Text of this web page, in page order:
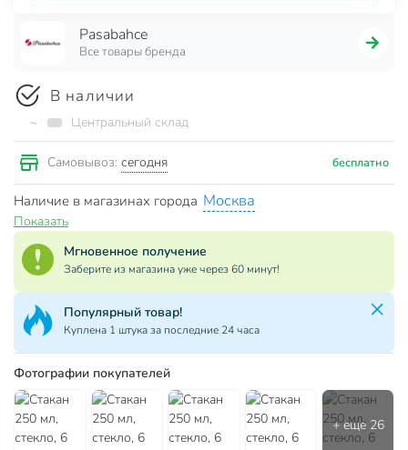
Pasabahce
Все товары бренда
В наличии
~ Центральный склад
Самовывоз: сегодня бесплатно
Наличие в магазинах города Москва
Показать
Мгновенное получение
Заберите из магазина уже через 60 минут!
Популярный товар!
Куплена 1 штука за последние 24 часа
Фотографии покупателей